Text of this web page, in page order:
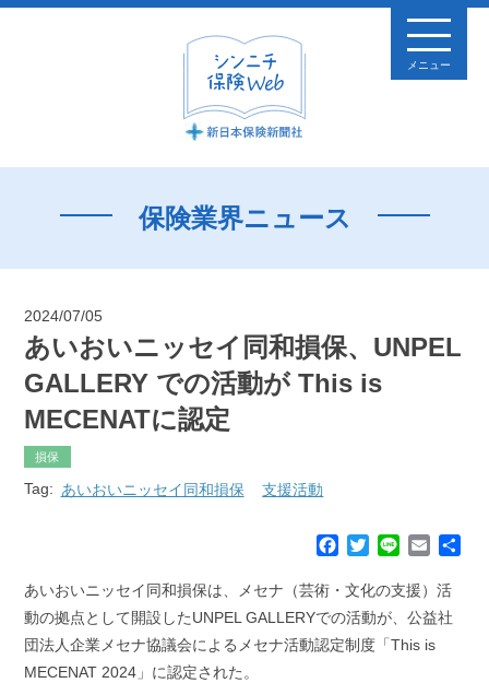
メニュー
保険業界ニュース
2024/07/05
あいおいニッセイ同和損保、UNPEL
GALLERY での活動が This is
MECENATに認定
損保
Tag: あいおいニッセイ同和損保 支援活動
c
e
o
T
i
t
e
n
E
a
i
あいおいニッセイ同和損保は、メセナ（芸術・文化の支援）活
動の拠点として開設したUNPEL GALLERYでの活動が、公益社
団法人企業メセナ協議会によるメセナ活動認定制度「This is
MECENAT 2024」に認定された。